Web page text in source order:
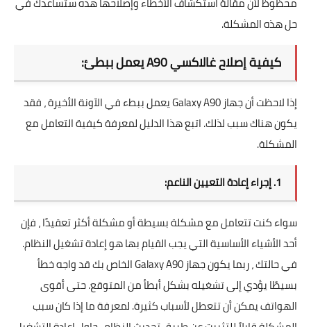
حل هذه المشكلة.
كيفية إصلاح غالاكسي A90 يعمل ببطئ:
إذا لاحظت أن جهاز Galaxy A90 يعمل ببطء في الآونة الأخيرة ، فقد
يكون هناك سبب لذلك. اتبع هذا الدليل لمعرفة كيفية التعامل مع
المشكلة.
1. إجراء إعادة التعيين الناعم:
سواء كنت تتعامل مع مشكلة بسيطة أو مشكلة أكثر تعقيدًا ، فإن
أحد الأشياء الأساسية التي يجب القيام بها هو إعادة تشغيل النظام.
في حالتك ، ربما يكون جهاز Galaxy A90 الخاص بك قد واجه خطأ
بسيطًا يؤدي إلى تشغيله بشكل أبطأ من المتوقع. حتى أقوى
الهواتف يمكن أن تتعطل لأسباب كثيرة. لمعرفة ما إذا كان سبب